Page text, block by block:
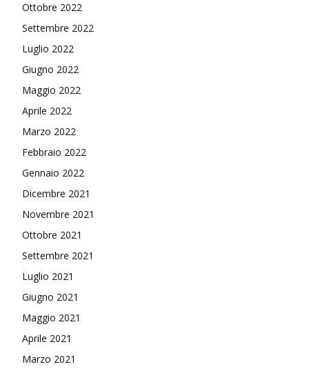
Ottobre 2022
Settembre 2022
Luglio 2022
Giugno 2022
Maggio 2022
Aprile 2022
Marzo 2022
Febbraio 2022
Gennaio 2022
Dicembre 2021
Novembre 2021
Ottobre 2021
Settembre 2021
Luglio 2021
Giugno 2021
Maggio 2021
Aprile 2021
Marzo 2021